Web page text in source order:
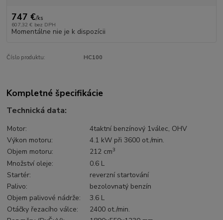
747 €/ks
607,32 € bez DPH
Momentálne nie je k dispozícii
Číslo produktu: HC100
Kompletné špecifikácie
Technická data:
Motor:
4taktní benzínový 1válec, OHV
Výkon motoru:
4.1 kW při 3600 ot./min.
Objem motoru:
212 cm3
Množství oleje:
0.6 L
Startér:
reverzní startování
Palivo:
bezolovnatý benzín
Objem palivové nádrže:
3.6 L
Otáčky řezacího válce:
2400 ot./min.